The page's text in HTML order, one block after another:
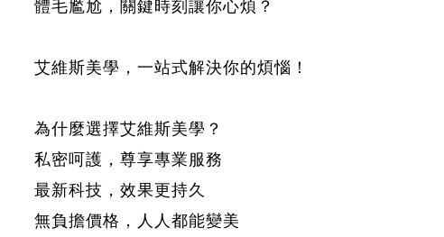
體毛尷尬，關鍵時刻讓你心煩？
艾維斯美學，一站式解決你的煩惱！
為什麼選擇艾維斯美學？
私密呵護，尊享專業服務
最新科技，效果更持久
無負擔價格，人人都能變美